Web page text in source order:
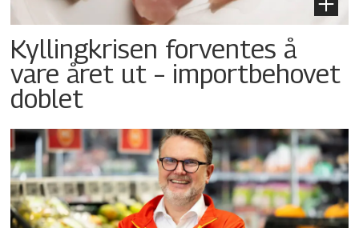
Kyllingkrisen forventes å
vare året ut – importbehovet
doblet